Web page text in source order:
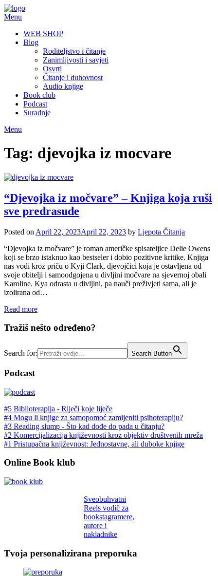
Skip
to
Menu
WEB SHOP
Blog
Roditeljstvo i čitanje
Zanimljivosti i savjeti
Osvrti
Čitanje i duhovnost
Audio knjige
Book club
Podcast
Suradnje
Menu
Tag: djevojka iz mocvare
“Djevojka iz močvare” – Knjiga koja ruši
sve predrasude
Posted on April 22, 2023April 22, 2023 by Ljepota Čitanja
“Djevojka iz močvare” je roman američke spisateljice Delie Owens
koji se brzo istaknuo kao bestseler i dobio pozitivne kritike. Knjiga
nas vodi kroz priču o Kyji Clark, djevojčici koja je ostavljena od
svoje obitelji i samoodgojena u divljini močvare na sjevernoj obali
Karoline. Kya odrasta u divljini, pa nauči preživjeti sama, ali je
izolirana od…
Read more
Tražiš nešto određeno?
Search for: Search Button
Podcast
#5 Biblioterapija - Riječi koje liječe
#4 Mogu li knjige za samopomoć zamijeniti psihoterapiju?
#3 Reading slump - Što kad dođe do pada u čitanju?
#2 Komercijalizacija književnosti kroz objektiv društvenih mreža
#1 Pristupačna književnost: Jednostavne, ali duboke knjige
Online Book klub
Sveobuhvatni
Reels vodič za
bookstagramere,
autore i
nakladnike
Tvoja personalizirana preporuka